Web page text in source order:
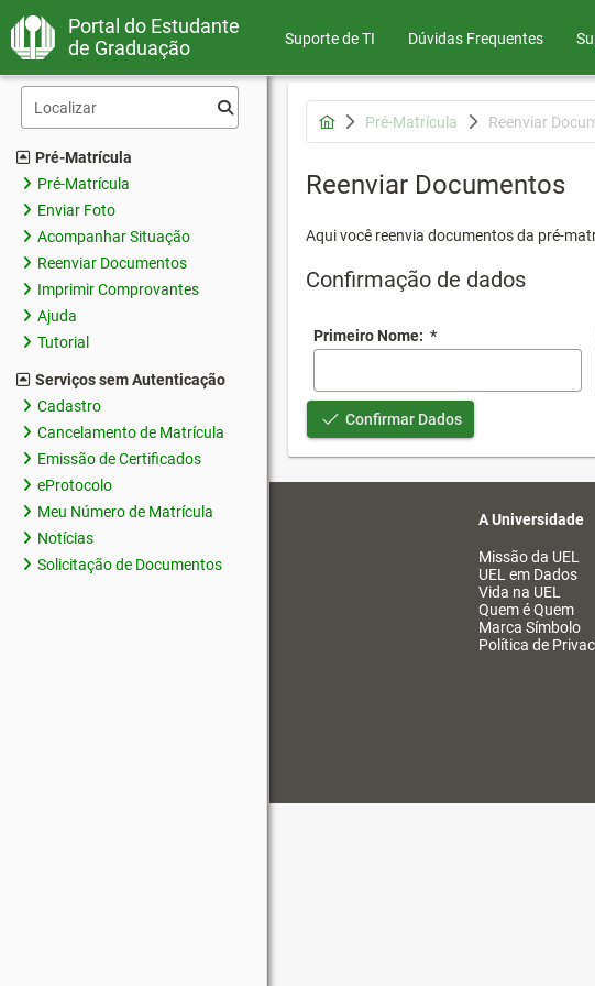
Portal do Estudante
de Graduação
Suporte de TI Dúvidas Frequentes
Pré-Matrícula
Pré-Matrícula
Enviar Foto
Acompanhar Situação
Reenviar Documentos
Imprimir Comprovantes
Ajuda
Tutorial
Serviços sem Autenticação
Cadastro
Cancelamento de Matrícula
Emissão de Certificados
eProtocolo
Meu Número de Matrícula
Notícias
Solicitação de Documentos
Pré-Matrícula Reenviar
Reenviar Documentos
Aqui você reenvia documentos da pré-
Confirmação de dados
Primeiro Nome: *
Confirmar Dados
A Universidade
Missão da UEL
UEL em Dados
Vida na UEL
Quem é Quem
Marca Símbolo
Política de